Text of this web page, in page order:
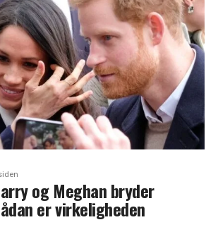
og Meghan bryder
er virkeligheden